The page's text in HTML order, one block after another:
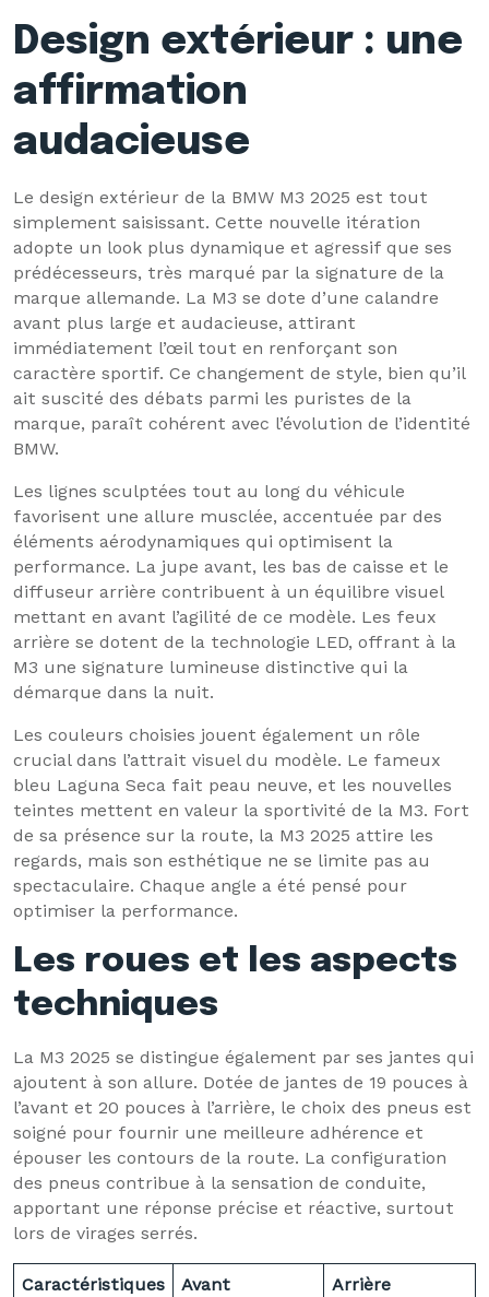
Design extérieur : une
affirmation
audacieuse
Le design extérieur de la BMW M3 2025 est tout
simplement saisissant. Cette nouvelle itération
adopte un look plus dynamique et agressif que ses
prédécesseurs, très marqué par la signature de la
marque allemande. La M3 se dote d’une calandre
avant plus large et audacieuse, attirant
immédiatement l’œil tout en renforçant son
caractère sportif. Ce changement de style, bien qu’il
ait suscité des débats parmi les puristes de la
marque, paraît cohérent avec l’évolution de l’identité
BMW.
Les lignes sculptées tout au long du véhicule
favorisent une allure musclée, accentuée par des
éléments aérodynamiques qui optimisent la
performance. La jupe avant, les bas de caisse et le
diffuseur arrière contribuent à un équilibre visuel
mettant en avant l’agilité de ce modèle. Les feux
arrière se dotent de la technologie LED, offrant à la
M3 une signature lumineuse distinctive qui la
démarque dans la nuit.
Les couleurs choisies jouent également un rôle
crucial dans l’attrait visuel du modèle. Le fameux
bleu Laguna Seca fait peau neuve, et les nouvelles
teintes mettent en valeur la sportivité de la M3. Fort
de sa présence sur la route, la M3 2025 attire les
regards, mais son esthétique ne se limite pas au
spectaculaire. Chaque angle a été pensé pour
optimiser la performance.
Les roues et les aspects
techniques
La M3 2025 se distingue également par ses jantes qui
ajoutent à son allure. Dotée de jantes de 19 pouces à
l’avant et 20 pouces à l’arrière, le choix des pneus est
soigné pour fournir une meilleure adhérence et
épouser les contours de la route. La configuration
des pneus contribue à la sensation de conduite,
apportant une réponse précise et réactive, surtout
lors de virages serrés.
Caractéristiques Avant Arrière